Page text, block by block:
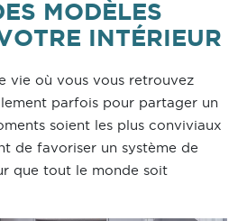
MODÈLES
INTÉRIEUR
vie où vous vous retrouvez
parfois pour partager un
soient les plus conviviaux
de favoriser un système de
que tout le monde soit